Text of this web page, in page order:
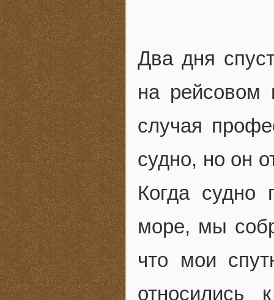
Два дня
на рейсовом
случая
судно, но он
Когда судно
море, мы
что мои
относились